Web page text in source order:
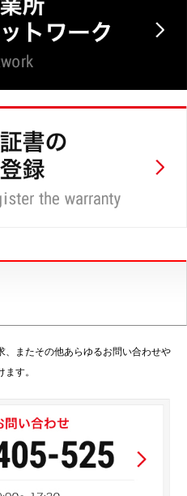
、またその他あらゆるお問い合わせや
す。